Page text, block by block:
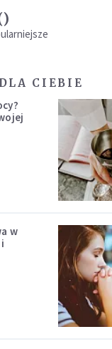
)
CIEBIE
w